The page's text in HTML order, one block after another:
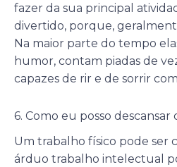
fazer da sua principal
divertido, porque,
Na maior parte do tempo
humor, contam piadas de
capazes de rir e de sorrir
6. Como eu posso
Um trabalho físico pode ser
árduo trabalho intelectual